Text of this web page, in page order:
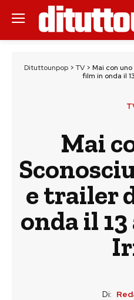
Dituttounpop> TV> Mai con
film in onda il
Mai
e trailer
onda il
Di: